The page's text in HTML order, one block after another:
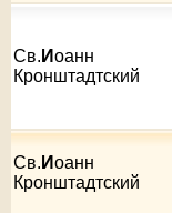
Св. Иоанн
Кронштадтский
Св. Иоанн
Кронштадтский